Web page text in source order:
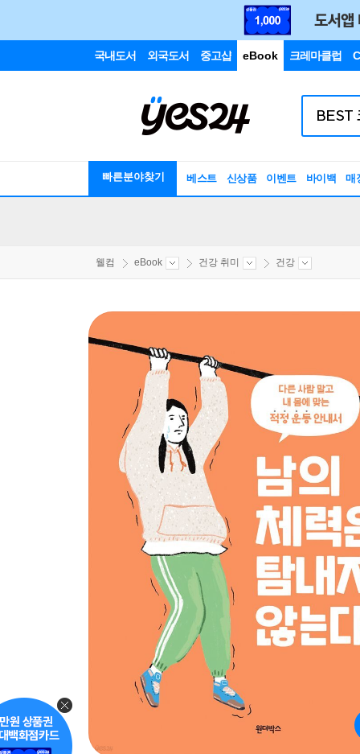
국내도서 외국도서 중고샵 eBook 크레마클럽
빠른분야찾기 베스트 신상품 이벤트 바이백 매
웰컴 eBook 건강 취미 건강